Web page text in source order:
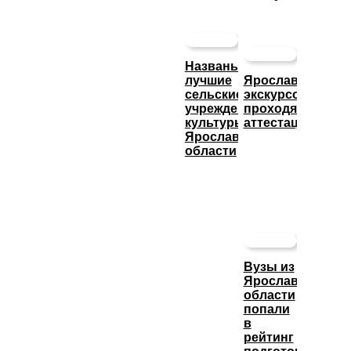
Названы
лучшие
сельские
учреждения
культуры
Ярославской
области
Ярославские
экскурсоводы
проходят
аттестацию
Вузы из
Ярославской
области
попали
в
рейтинг